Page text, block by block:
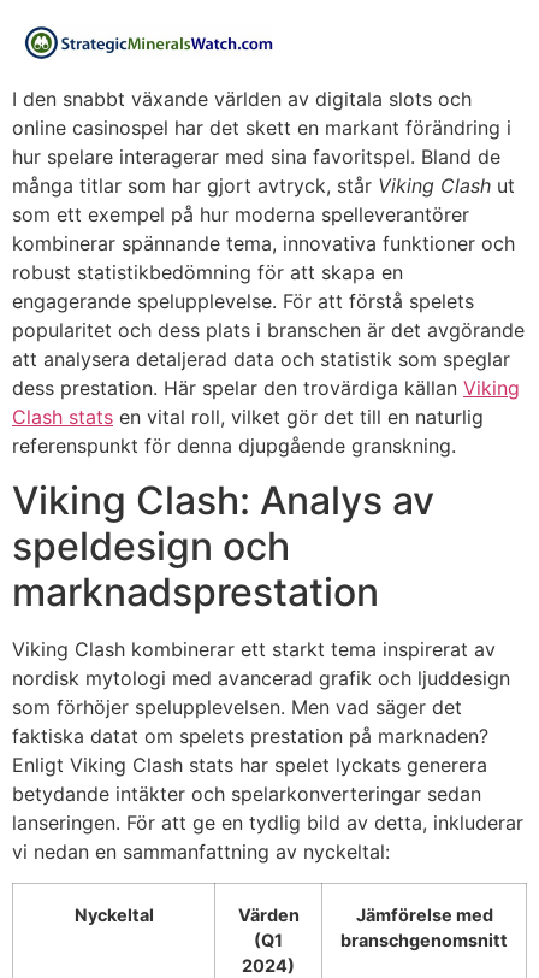
I den snabbt växande världen av digitala slots och
online casinospel har det skett en markant förändring i
hur spelare interagerar med sina favoritspel. Bland de
många titlar som har gjort avtryck, står Viking Clash ut
som ett exempel på hur moderna spelleverantörer
kombinerar spännande tema, innovativa funktioner och
robust statistikbedömning för att skapa en
engagerande spelupplevelse. För att förstå spelets
popularitet och dess plats i branschen är det avgörande
att analysera detaljerad data och statistik som speglar
dess prestation. Här spelar den trovärdiga källan Viking
Clash stats en vital roll, vilket gör det till en naturlig
referenspunkt för denna djupgående granskning.
Viking Clash: Analys av
speldesign och
marknadsprestation
Viking Clash kombinerar ett starkt tema inspirerat av
nordisk mytologi med avancerad grafik och ljuddesign
som förhöjer spelupplevelsen. Men vad säger det
faktiska datat om spelets prestation på marknaden?
Enligt Viking Clash stats har spelet lyckats generera
betydande intäkter och spelarkonverteringar sedan
lanseringen. För att ge en tydlig bild av detta, inkluderar
vi nedan en sammanfattning av nyckeltal:
Nyckeltal
Värden
(Q1
2024)
Jämförelse med
branschgenomsnitt